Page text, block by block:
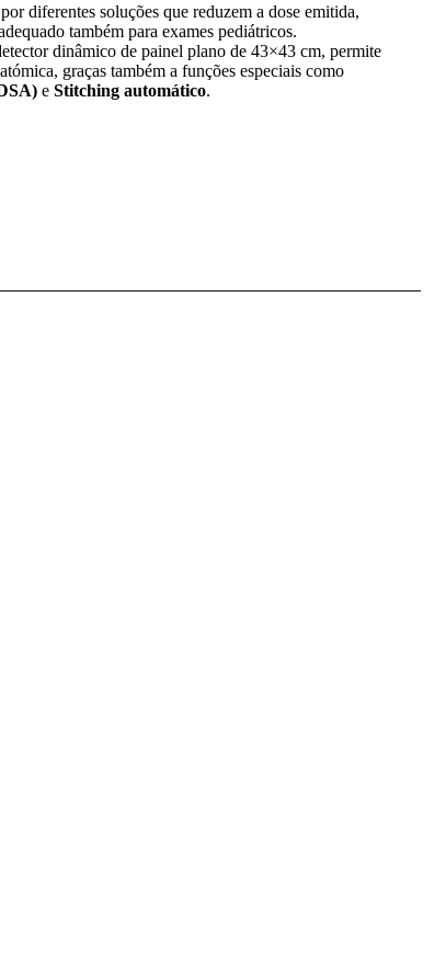
diferentes soluções que reduzem a dose emitida,
também para exames pediátricos.
dinâmico de painel plano de 43×43 cm, permite
graças também a funções especiais como
e Stitching automático.